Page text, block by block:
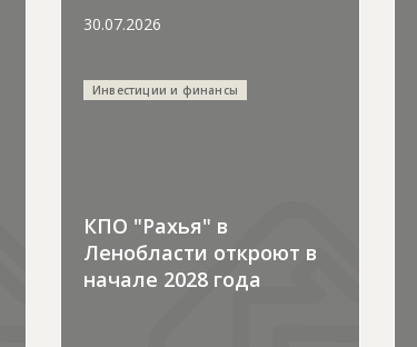
30.07.2026
Инвестиции и финансы
КПО "Рахья" в
Ленобласти откроют в
начале 2028 года